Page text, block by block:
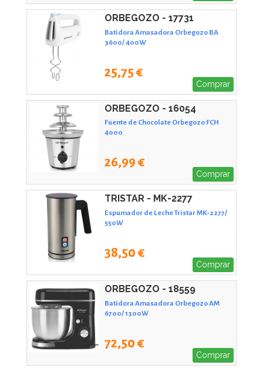
ORBEGOZO - 17731
Batidora Amasadora Orbegozo BA
3600/ 400W
25,75 €
Comprar
ORBEGOZO - 16054
Fuente de Chocolate Orbegozo FCH
4000
26,99 €
Comprar
TRISTAR - MK-2277
Espumador de Leche Tristar MK-2277/
550W
38,50 €
Comprar
ORBEGOZO - 18559
Batidora Amasadora Orbegozo AM
6700/ 1300W
72,50 €
Comprar